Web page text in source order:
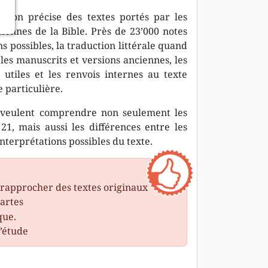
précise des textes portés par les
de la Bible. Près de 23’000 notes
possibles, la traduction littérale quand
manuscrits et versions anciennes, les
utiles et les renvois internes au texte
particulière.
comprendre non seulement les
mais aussi les différences entre les
possibles du texte.
des textes originaux